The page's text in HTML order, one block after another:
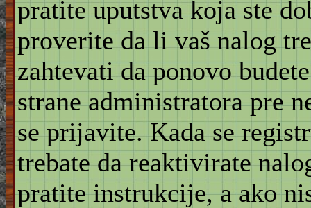
pratite uputstva koja ste
proverite da li vaš nalog
zahtevati da ponovo
strane administratora pre
se prijavite. Kada se
trebate da reaktivirate
pratite instrukcije, a ako